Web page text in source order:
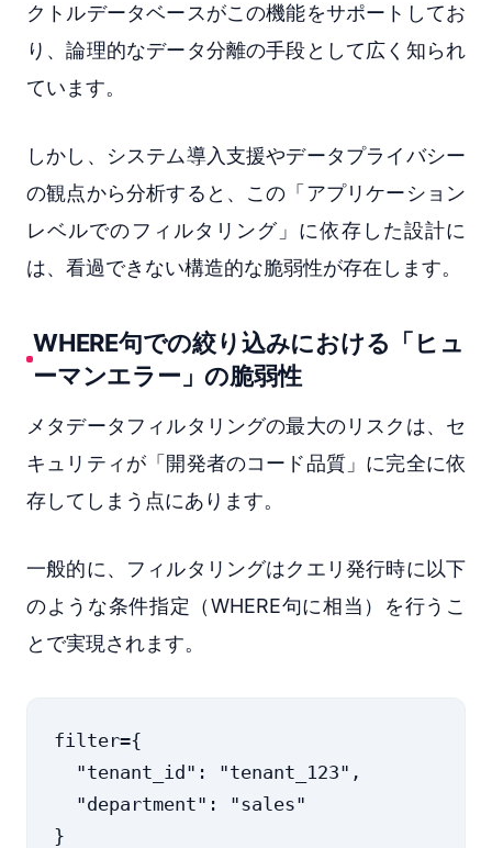
クトルデータベースがこの機能をサポートしてお
り、論理的なデータ分離の手段として広く知られ
ています。
しかし、システム導入支援やデータプライバシー
の観点から分析すると、この「アプリケーション
レベルでのフィルタリング」に依存した設計に
は、看過できない構造的な脆弱性が存在します。
WHERE句での絞り込みにおける「ヒュ
ーマンエラー」の脆弱性
メタデータフィルタリングの最大のリスクは、セ
キュリティが「開発者のコード品質」に完全に依
存してしまう点にあります。
一般的に、フィルタリングはクエリ発行時に以下
のような条件指定（WHERE句に相当）を行うこ
とで実現されます。
filter={
  "tenant_id": "tenant_123",
  "department": "sales"